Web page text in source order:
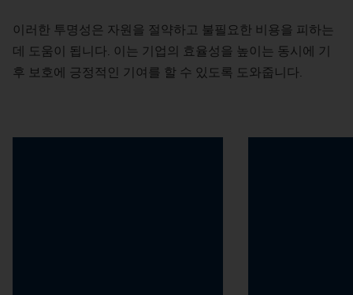
이러한 투명성은 자원을 절약하고 불필요한 비용을 피하는
데 도움이 됩니다. 이는 기업의 효율성을 높이는 동시에 기
후 보호에 긍정적인 기여를 할 수 있도록 도와줍니다.